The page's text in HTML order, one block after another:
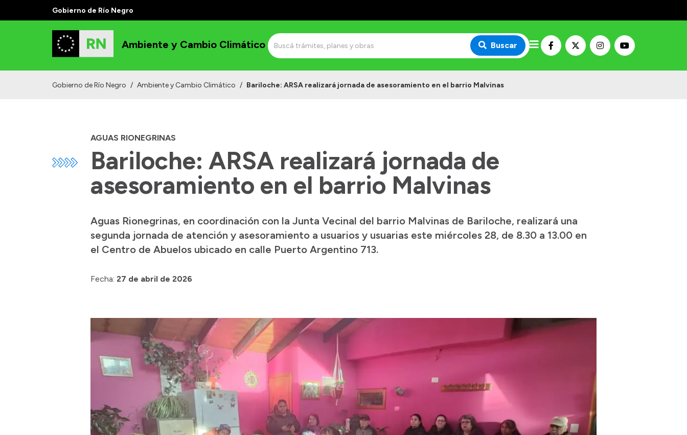
Gobierno de Río Negro
Ambiente y Cambio Climático Buscar
Gobierno de Río Negro / Ambiente y Cambio Climático / Bariloche: ARSA realizará jornada de asesoramiento en el barrio Malvinas
AGUAS RIONEGRINAS
Bariloche: ARSA realizará jornada de
asesoramiento en el barrio Malvinas
Aguas Rionegrinas, en coordinación con la Junta Vecinal del barrio Malvinas de Bariloche, realizará una
segunda jornada de atención y asesoramiento a usuarios y usuarias este miércoles 28, de 8.30 a 13.00 en
el Centro de Abuelos ubicado en calle Puerto Argentino 713.
Fecha: 27 de abril de 2026